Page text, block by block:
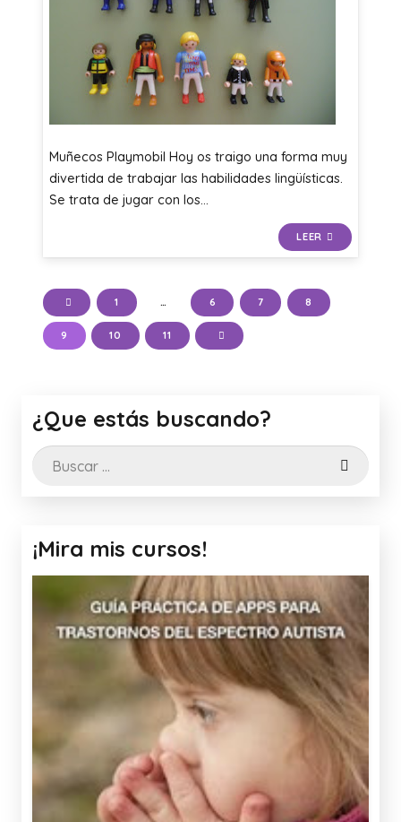
Muñecos Playmobil Hoy os traigo una forma muy
divertida de trabajar las habilidades lingüísticas.
Se trata de jugar con los…
LEER
1 … 6 7 8
9 10 11
¿Que estás buscando?
Buscar:
¡Mira mis cursos!